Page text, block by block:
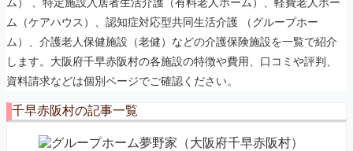
ム） 、特定施設入居者生活介護（有料老人ホーム）、軽費老人ホー
ム（ケアハウス）、認知症対応型共同生活介護 （グループホー
ム）、介護老人保健施設（老健）などの介護保険施設を一覧で紹介
します。大阪府千早赤阪村の各施設の特徴や費用、口コミや評判、
資料請求などは個別ページでご確認ください。
千早赤阪村の記事一覧